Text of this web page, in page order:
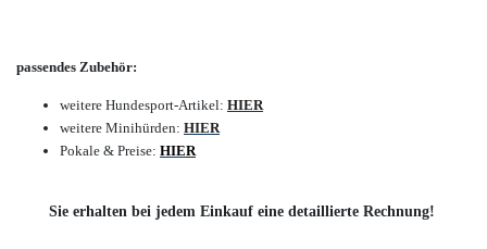
passendes Zubehör:
weitere Hundesport-Artikel: HIER
weitere Minihürden: HIER
Pokale & Preise: HIER
Sie erhalten bei jedem Einkauf eine detaillierte Rechnung!